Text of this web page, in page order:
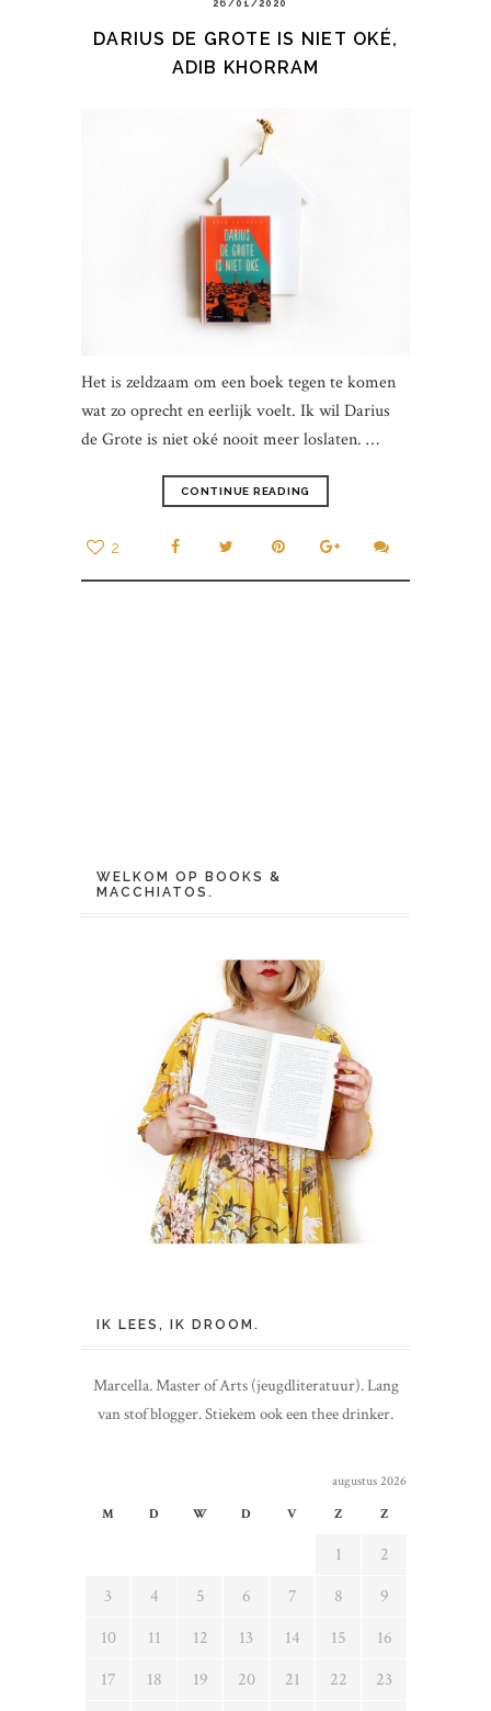
26/01/2020
DARIUS DE GROTE IS NIET OKÉ,
ADIB KHORRAM
Het is zeldzaam om een boek tegen te komen
wat zo oprecht en eerlijk voelt. Ik wil Darius
de Grote is niet oké nooit meer loslaten. …
CONTINUE READING
2
WELKOM OP BOOKS &
MACCHIATOS.
IK LEES, IK DROOM.
Marcella. Master of Arts (jeugdliteratuur). Lang
van stof blogger. Stiekem ook een thee drinker.
augustus 2026
M
D W D V Z Z
1
2
3
4 5 6 7 8
9
10
11 12 13 14 15
16
17
18 19 20 21 22
23